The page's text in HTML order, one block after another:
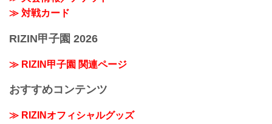
≫ 対戦カード
RIZIN甲子園 2026
≫ RIZIN甲子園 関連ページ
おすすめコンテンツ
≫ RIZINオフィシャルグッズ